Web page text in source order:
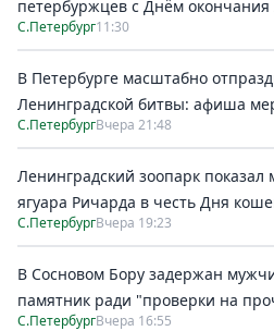
петербуржцев с Днём
С.Петербург11:30
В Петербурге масштабно
Ленинградской битвы: афиша
С.ПетербургВчера 21:48
Ленинградский зоопарк показал
ягуара Ричарда в честь Дня
С.ПетербургВчера 19:23
В Сосновом Бору задержан
памятник ради "проверки на
С.ПетербургВчера 16:55